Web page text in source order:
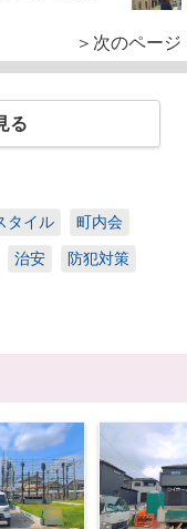
＞次のページ
る
タイル 町内会
治安 防犯対策